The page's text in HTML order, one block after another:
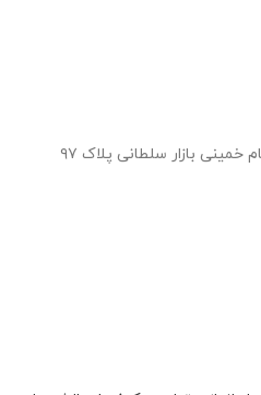
بازار سلطانی پلاک ۹۷